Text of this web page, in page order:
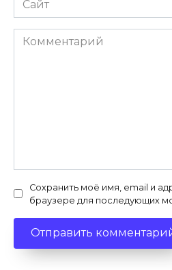
Комментарий
Сохранить моё имя, email и
браузере для последующих